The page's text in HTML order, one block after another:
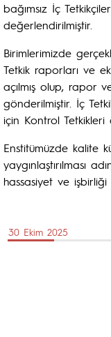
bağımsız İç
değerlendirilmiştir.
Birimlerimizde
Tetkik raporları ve
açılmış olup, rapor
gönderilmiştir. İç
için Kontrol Tetkikleri
Enstitümüzde kalite
yaygınlaştırılması
hassasiyet ve
30 Ekim 2025